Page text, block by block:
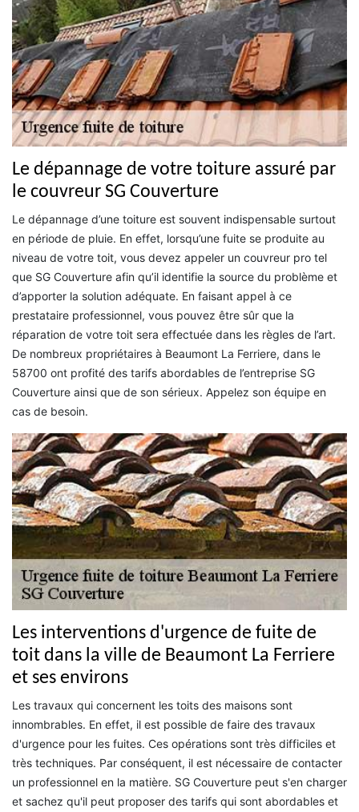
Le dépannage de votre toiture assuré par
le couvreur SG Couverture
Le dépannage d’une toiture est souvent indispensable surtout
en période de pluie. En effet, lorsqu’une fuite se produite au
niveau de votre toit, vous devez appeler un couvreur pro tel
que SG Couverture afin qu’il identifie la source du problème et
d’apporter la solution adéquate. En faisant appel à ce
prestataire professionnel, vous pouvez être sûr que la
réparation de votre toit sera effectuée dans les règles de l’art.
De nombreux propriétaires à Beaumont La Ferriere, dans le
58700 ont profité des tarifs abordables de l’entreprise SG
Couverture ainsi que de son sérieux. Appelez son équipe en
cas de besoin.
Les interventions d'urgence de fuite de
toit dans la ville de Beaumont La Ferriere
et ses environs
Les travaux qui concernent les toits des maisons sont
innombrables. En effet, il est possible de faire des travaux
d'urgence pour les fuites. Ces opérations sont très difficiles et
très techniques. Par conséquent, il est nécessaire de contacter
un professionnel en la matière. SG Couverture peut s'en charger
et sachez qu'il peut proposer des tarifs qui sont abordables et